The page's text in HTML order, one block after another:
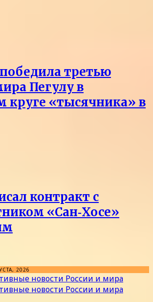
третью
Пегулу в
круге «тысячника» в
контракт с
«Сан‑Хосе»
2026